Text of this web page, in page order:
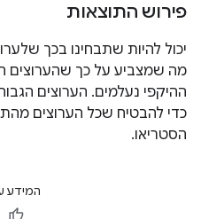
פירוש התוצאות
יכול להיות שתבחינו בכך
מה שמצביע על כך שהערוצים
ההיקפי נעלמים. הערוצים
כדי להבטיח שכל הערוצים
הסטריאו.
המידע